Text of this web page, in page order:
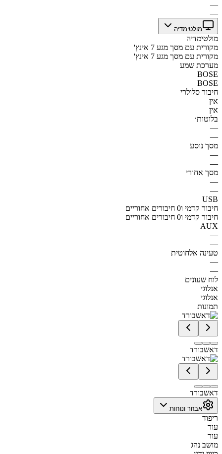
—
—
מולטימדיה
מולטימדיה
מקורית עם מסך מגע 7 אינץ'
מקורית עם מסך מגע 7 אינץ'
מערכת שמע
BOSE
BOSE
חיבור סלולרי
אין
אין
בלוטות׳
—
—
מסך נוסע
—
—
מסך אחורי
—
—
USB
חיבור קדמי ו0 חיבורים אחוריים
חיבור קדמי ו0 חיבורים אחוריים
AUX
—
—
טעינה אלחוטית
—
—
לוח שעונים
אנלוגי
אנלוגי
תמונות
דאשבורד
דאשבורד
אבזור ונוחות
ריפוד
עור
עור
מושב נהג